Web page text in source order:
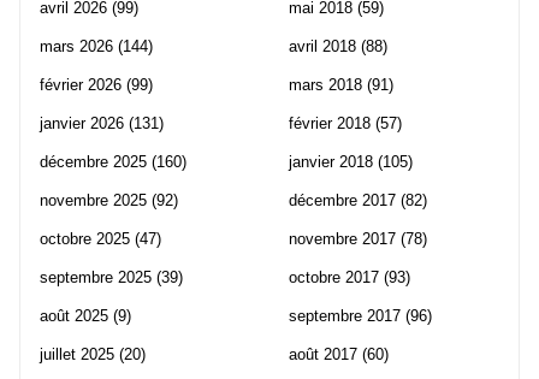
avril 2026 (99)
mars 2026 (144)
février 2026 (99)
janvier 2026 (131)
décembre 2025 (160)
novembre 2025 (92)
octobre 2025 (47)
septembre 2025 (39)
août 2025 (9)
juillet 2025 (20)
mai 2018 (59)
avril 2018 (88)
mars 2018 (91)
février 2018 (57)
janvier 2018 (105)
décembre 2017 (82)
novembre 2017 (78)
octobre 2017 (93)
septembre 2017 (96)
août 2017 (60)